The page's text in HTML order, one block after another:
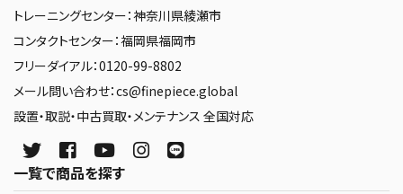
トレーニングセンター：神奈川県綾瀬市
コンタクトセンター：福岡県福岡市
フリーダイアル：0120-99-8802
メール問い合わせ：cs@finepiece.global
設置・取説・中古買取・メンテナンス 全国対応
一覧で商品を探す